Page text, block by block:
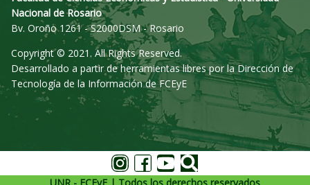
Nacional de Rosario
Bv. Oroño 1261 - S2000DSM - Rosario
Copyright © 2021. All Rights Reserved.
Desarrollado a partir de herramientas libres por la Dirección de
Tecnología de la Información de FCEyE